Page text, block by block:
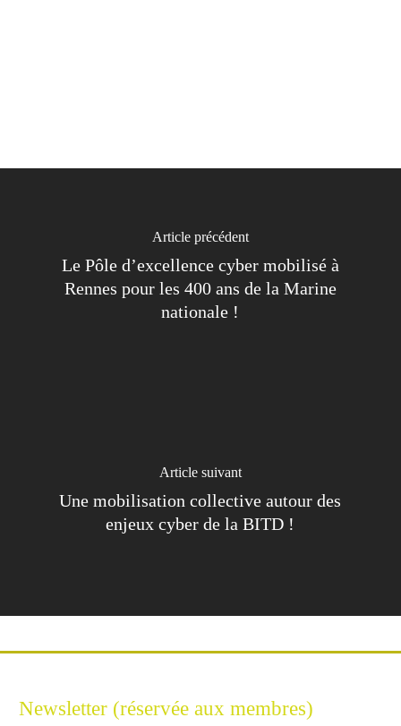
Article précédent
Le Pôle d’excellence cyber mobilisé à
Rennes pour les 400 ans de la Marine
nationale !
Article suivant
Une mobilisation collective autour des
enjeux cyber de la BITD !
Newsletter (réservée aux membres)